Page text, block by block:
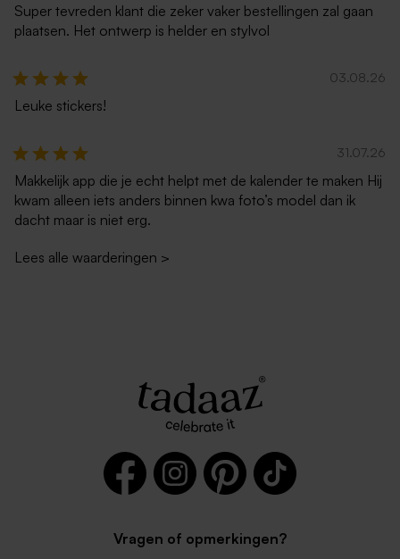
Super tevreden klant die zeker vaker bestellingen zal gaan
plaatsen. Het ontwerp is helder en stylvol
03.08.26
Leuke stickers!
31.07.26
Makkelijk app die je echt helpt met de kalender te maken Hij
kwam alleen iets anders binnen kwa foto’s model dan ik
dacht maar is niet erg.
Lees alle waarderingen >
Vragen of opmerkingen?